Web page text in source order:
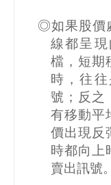
◎如果股價
線都呈
檔，短期
時，往
號；反之
有移動平
價出現反
時都向上
賣出訊號。